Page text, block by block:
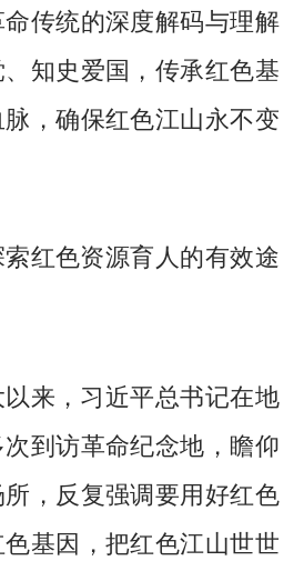
传统的深度解码与理解
知史爱国，传承红色基
，确保红色江山永不变
红色资源育人的有效途
来，习近平总书记在地
到访革命纪念地，瞻仰
，反复强调要用好红色
基因，把红色江山世世